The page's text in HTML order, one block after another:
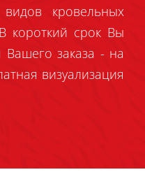
кровельных
короткий срок Вы
заказа - на
визуализация